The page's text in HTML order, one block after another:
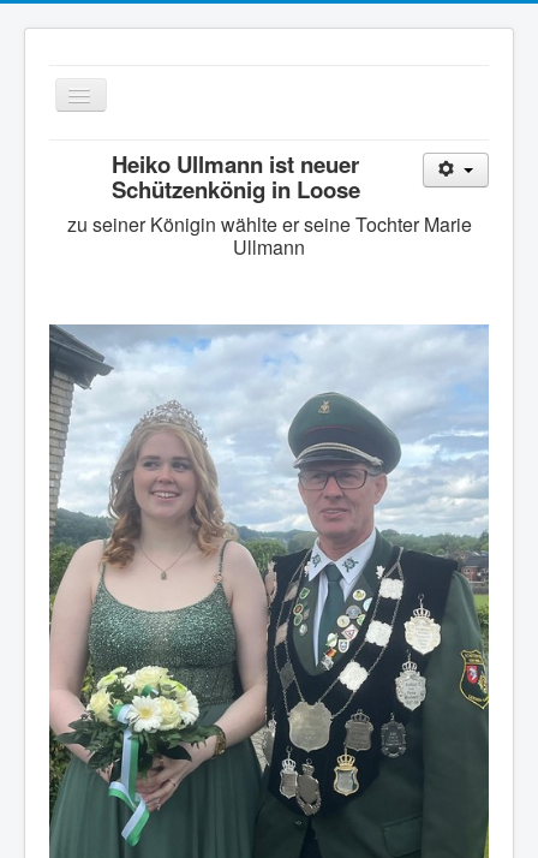
Navigation
an/aus
Verein
Termine
Schiessgruppe
Senioren
Schützenhaus
Weblinks
Impressum / Datenschutz
Anmeldung
Sponsoren
Heiko Ullmann ist neuer
Schützenkönig in Loose
zu seiner Königin wählte er seine Tochter Marie
Ullmann